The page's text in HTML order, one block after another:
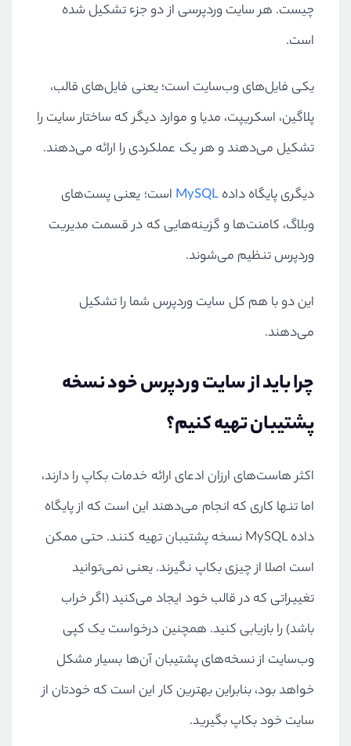
چیست. هر سایت وردپرسی از دو جزء تشکیل شده
است.
یکی فایل‌های وب‌سایت است؛ یعنی فایل‌های قالب،
پلاگین، اسکریپت‌، مدیا و موارد دیگر که ساختار سایت را
تشکیل می‌دهند و هر یک عملکردی را ارائه می‌دهند.
دیگری پایگاه دادهMySQL است؛ یعنی پست‌های
وبلاگ، کامنت‌ها و گزینه‌هایی که در قسمت مدیریت
وردپرس تنظیم می‌شوند.
این دو با هم کل سایت وردپرس شما را تشکیل
می‌دهند.
چرا باید از سایت وردپرس خود نسخه
پشتیبان تهیه کنیم؟
اکثر هاست‌های ارزان ادعای ارائه خدمات بکاپ را دارند،
اما تنها کاری که انجام می‌دهند این است که از پایگاه
دادهMySQLنسخه پشتیبان تهیه کنند. حتی ممکن
است اصلا از چیزی بکاپ نگیرند. یعنی نمی‌توانید
تغییراتی که در قالب خود ایجاد می‌کنید (اگر خراب
باشد) را بازیابی کنید. همچنین درخواست یک کپی
وب‌سایت از نسخه‌های پشتیبان آن‌ها بسیار مشکل
خواهد بود، بنابراین بهترین کار این است که خودتان از
سایت خود بکاپ بگیرید.